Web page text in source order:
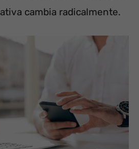
cambia radicalmente.